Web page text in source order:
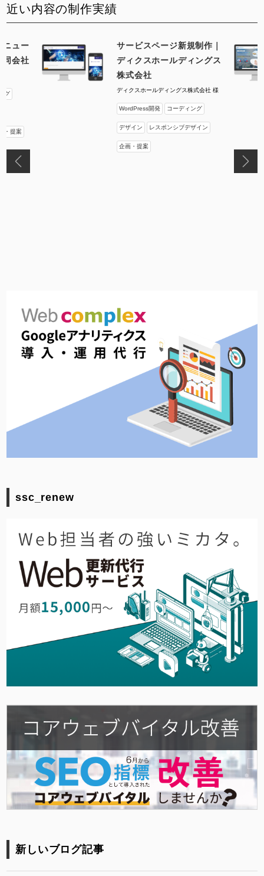
近い内容の制作実績
ニュー
同会社
グ
・提案
サービスページ新規制作｜
ディクスホールディングス
株式会社
ディクスホールディングス株式会社 様
WordPress開発 コーディング
デザイン レスポンシブデザイン
企画・提案
ssc_renew
新しいブログ記事